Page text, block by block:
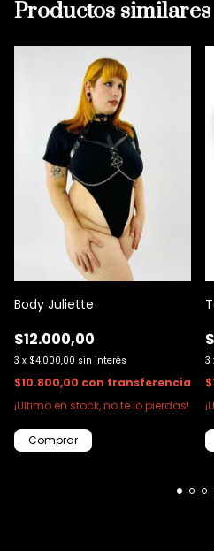
Productos similares
Body Juliette
$12.000,00
3 x $4.000,00 sin interés
$10.800,00 con transferencia
¡Ultimo en stock, no te lo pierdas!
Comprar
3